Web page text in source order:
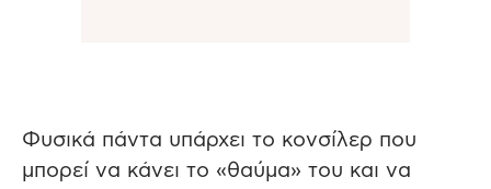
Φυσικά πάντα υπάρχει το κονσίλερ που
μπορεί να κάνει το «θαύμα» του και να